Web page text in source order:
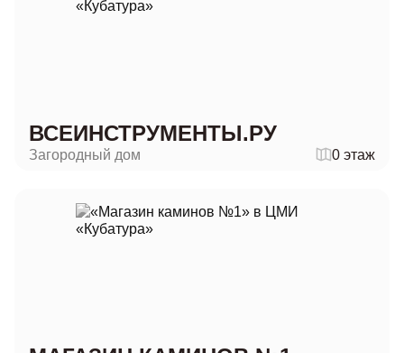
ВСЕИНСТРУМЕНТЫ.РУ
Загородный дом 0 этаж